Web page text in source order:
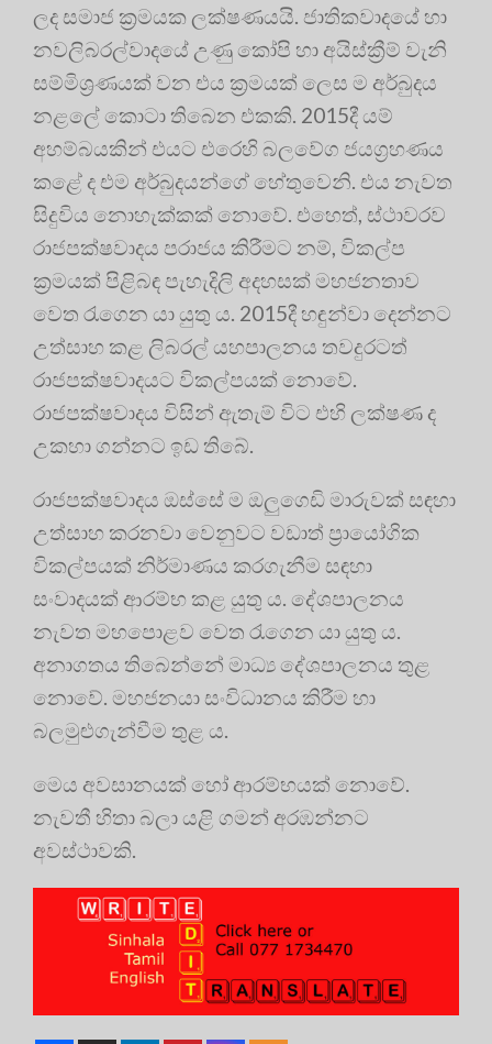
ලද සමාජ ක්‍රමයක ලක්ෂණයයි. ජාතිකවාදයේ හා
නවලිබරල්වාදයේ උණු කෝපි හා අයිස්ක්‍රීම් වැනි
සම්මිශ්‍රණයක් වන එය ක්‍රමයක් ලෙස ම අර්බුදය
නළලේ කොටා තිබෙන එකකි. 2015දී යම්
අහම්බයකින් එයට එරෙහි බලවේග ජයග්‍රහණය
කළේ ද එම අර්බුදයන්ගේ හේතුවෙනි. එය නැවත
සිදුවිය නොහැක්කක් නොවේ. එහෙත්, ස්ථාවරව
රාජපක්ෂවාදය පරාජය කිරීමට නම්, විකල්ප
ක්‍රමයක් පිළිබඳ පැහැදිලි අදහසක් මහජනතාව
වෙත රැගෙන යා යුතු ය. 2015දී හඳුන්වා දෙන්නට
උත්සාහ කළ ලිබරල් යහපාලනය තවදුරටත්
රාජපක්ෂවාදයට විකල්පයක් නොවේ.
රාජපක්ෂවාදය විසින් ඇතැම් විට එහි ලක්ෂණ ද
උකහා ගන්නට ඉඩ තිබේ.
රාජපක්ෂවාදය ඔස්සේ ම ඔලුගෙඩි මාරුවක් සඳහා
උත්සාහ කරනවා වෙනුවට වඩාත් ප්‍රායෝගික
විකල්පයක් නිර්මාණය කරගැනීම සඳහා
සංවාදයක් ආරම්භ කළ යුතු ය. දේශපාලනය
නැවත මහපොළව වෙත රැගෙන යා යුතු ය.
අනාගතය තිබෙන්නේ මාධ්‍ය දේශපාලනය තුළ
නොවේ. මහජනයා සංවිධානය කිරීම හා
බලමුළුගැන්වීම තුළ ය.
මෙය අවසා‍‍නයක් හෝ ආරම්භයක් නොවේ.
නැවතී හිතා බලා යළි ගමන් අරඹන්නට
අවස්ථාවකි.